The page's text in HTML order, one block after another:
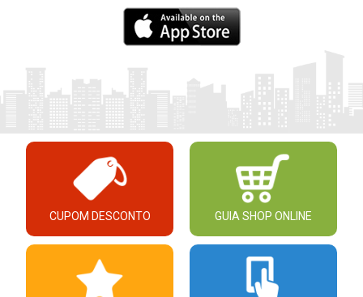
CUPOM DESCONTO GUIA SHOP ONLINE